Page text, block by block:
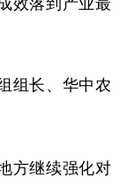
组长、华中农
方继续强化对